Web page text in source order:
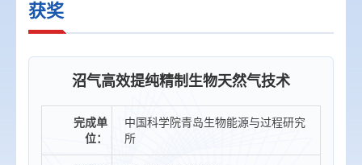
获奖
沼气高效提纯精制生物天然气技术
完成单
位：
中国科学院青岛生物能源与过程研究
所